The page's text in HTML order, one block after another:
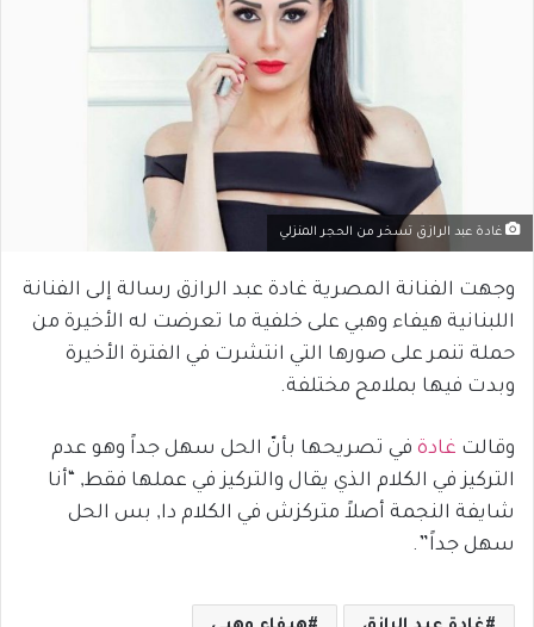
غادة عبد الرازق تسخر من الحجر المنزلي
وجهت الفنانة المصرية غادة عبد الرازق رسالة إلى الفنانة
اللبنانية هيفاء وهبي على خلفية ما تعرضت له الأخيرة من
حملة تنمر على صورها التي انتشرت في الفترة الأخيرة
وبدت فيها بملامح مختلفة.
وقالت غادة في تصريحها بأنّ الحل سهل جداً وهو عدم
التركيز في الكلام الذي يقال والتركيز في عملها فقط, “أنا
شايفة النجمة أصلاً متركزش في الكلام دا, بس الحل
سهل جداً”.